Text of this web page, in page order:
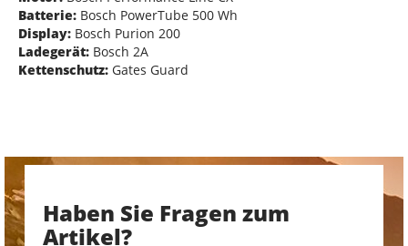
Batterie: Bosch PowerTube 500 Wh
Display: Bosch Purion 200
Ladegerät: Bosch 2A
Kettenschutz: Gates Guard
Haben Sie Fragen zum
Artikel?